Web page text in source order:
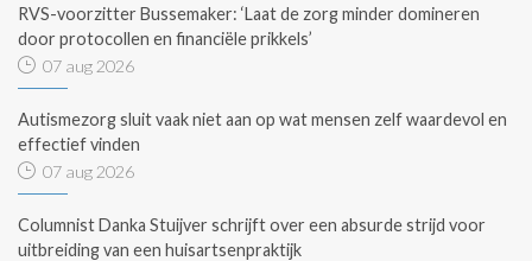
RVS-voorzitter Bussemaker: ‘Laat de zorg minder domineren
door protocollen en financiële prikkels’
07 aug 2026
Autismezorg sluit vaak niet aan op wat mensen zelf waardevol en
effectief vinden
07 aug 2026
Columnist Danka Stuijver schrijft over een absurde strijd voor
uitbreiding van een huisartsenpraktijk